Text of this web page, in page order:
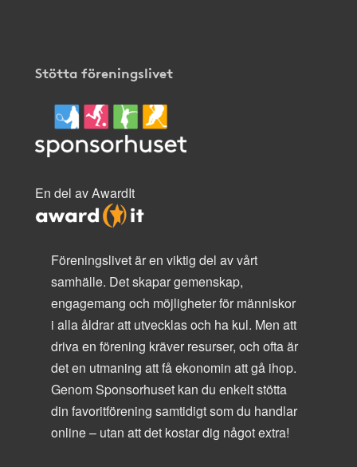
Stötta föreningslivet
En del av AwardIt
Föreningslivet är en viktig del av vårt
samhälle. Det skapar gemenskap,
engagemang och möjligheter för människor
i alla åldrar att utvecklas och ha kul. Men att
driva en förening kräver resurser, och ofta är
det en utmaning att få ekonomin att gå ihop.
Genom Sponsorhuset kan du enkelt stötta
din favoritförening samtidigt som du handlar
online – utan att det kostar dig något extra!